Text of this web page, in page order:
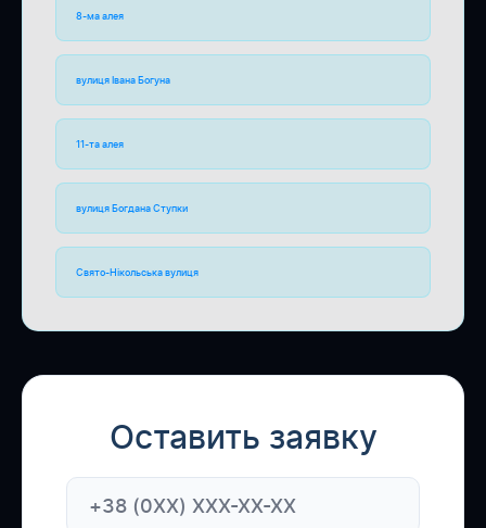
8-ма алея
вулиця Івана Богуна
11-та алея
вулиця Богдана Ступки
Свято-Нікольська вулиця
Оставить заявку